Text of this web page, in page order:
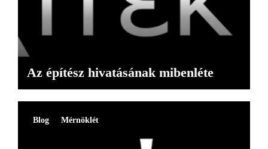
Az építész hivatásának mibenléte
Blog Mérnöklét